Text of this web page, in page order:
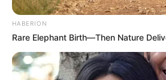
HABERION
Rare Elephant Birth—Then Nature